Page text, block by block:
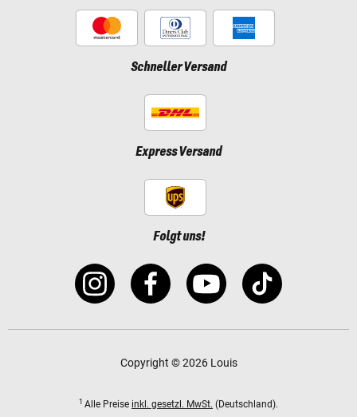
Schneller Versand
Express Versand
Folgt uns!
Copyright © 2026 Louis
1 Alle Preise inkl. gesetzl. MwSt. (Deutschland).